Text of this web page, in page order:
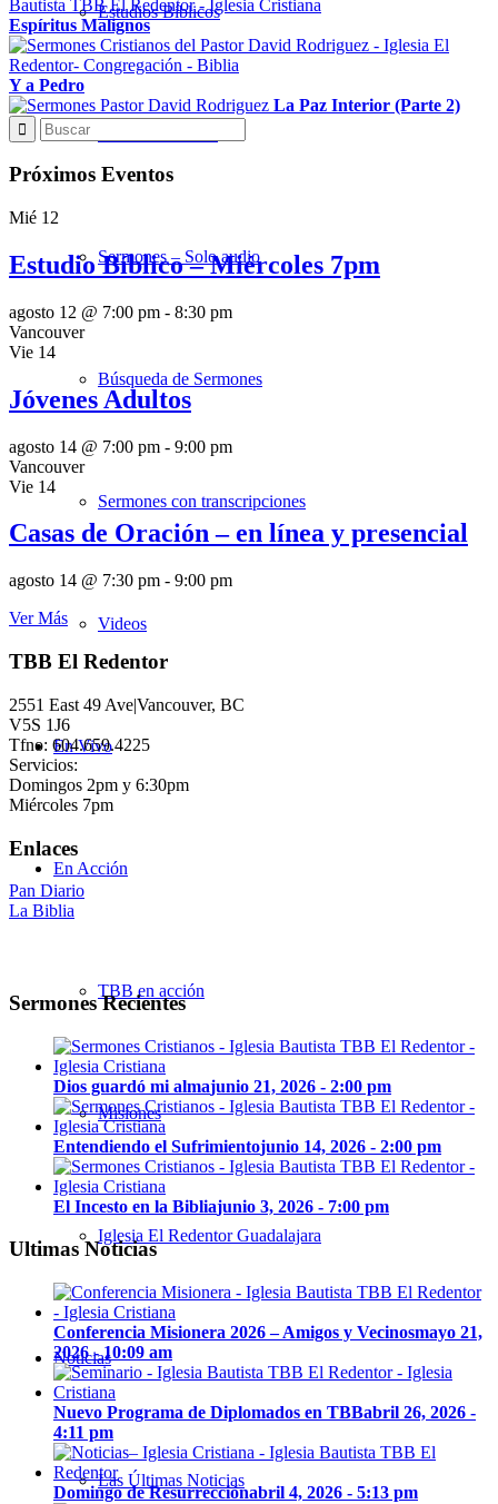
Estudios Bíblicos
Sermones – Solo audio
Búsqueda de Sermones
Sermones con transcripciones
Videos
En Vivo
En Acción
TBB en acción
Misiones
Iglesia El Redentor Guadalajara
Noticias
Las Últimas Noticias
Espíritus Malignos
Y a Pedro
La Paz Interior (Parte 2)
Próximos Eventos
Mié 12
Estudio Bíblico – Miércoles 7pm
agosto 12 @ 7:00 pm - 8:30 pm
Vancouver
Vie 14
Jóvenes Adultos
agosto 14 @ 7:00 pm - 9:00 pm
Vancouver
Vie 14
Casas de Oración – en línea y presencial
agosto 14 @ 7:30 pm - 9:00 pm
Ver Más
TBB El Redentor
2551 East 49 Ave|Vancouver, BC
V5S 1J6
Tfno: 604.659.4225
Servicios:
Domingos 2pm y 6:30pm
Miércoles 7pm
Enlaces
Pan Diario
La Biblia
Sermones Recientes
Dios guardó mi almajunio 21, 2026 - 2:00 pm
Entendiendo el Sufrimientojunio 14, 2026 - 2:00 pm
El Incesto en la Bibliajunio 3, 2026 - 7:00 pm
Ultimas Noticias
Conferencia Misionera 2026 – Amigos y Vecinosmayo 21,
2026 - 10:09 am
Nuevo Programa de Diplomados en TBBabril 26, 2026 -
4:11 pm
Domingo de Resurrecciónabril 4, 2026 - 5:13 pm